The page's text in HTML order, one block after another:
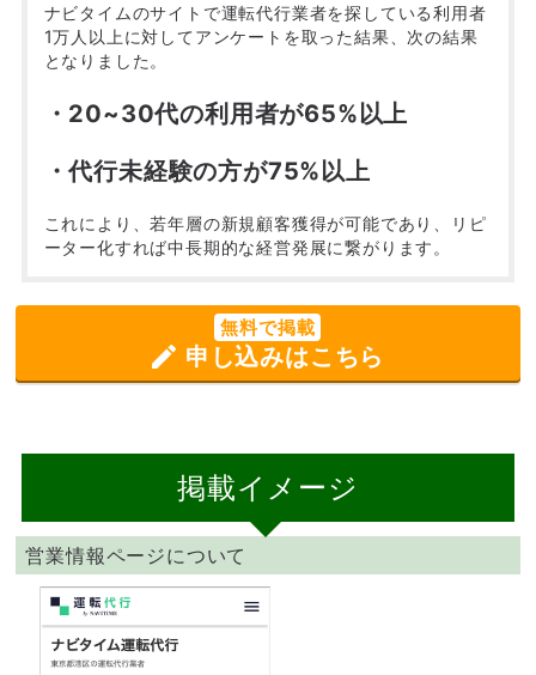
ナビタイムのサイトで運転代行業者を探している利用者
1万人以上に対してアンケートを取った結果、次の結果
となりました。
・20~30代の利用者が65%以上
・代行未経験の方が75%以上
これにより、若年層の新規顧客獲得が可能であり、リピ
ーター化すれば中長期的な経営発展に繋がります。
無料で掲載
申し込みはこちら
掲載イメージ
営業情報ページについて